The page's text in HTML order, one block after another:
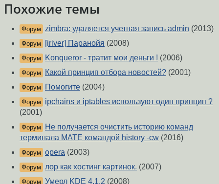
Похожие темы
Форум zimbra: удаляется учетная запись admin (2013)
Форум [iriver] Паранойя (2008)
Форум Konqueror - тратит мои деньги ! (2006)
Форум Какой принцип отбора новостей? (2001)
Форум Помогите (2004)
Форум
ipchains и iptables используют один принцип ?
(2001)
Форум
Не получается очистить историю команд
терминала MATE командой history -cw (2016)
Форум opera (2003)
Форум лор как хостинг картинок. (2007)
Форум Умерл KDE 4.1.2 (2008)